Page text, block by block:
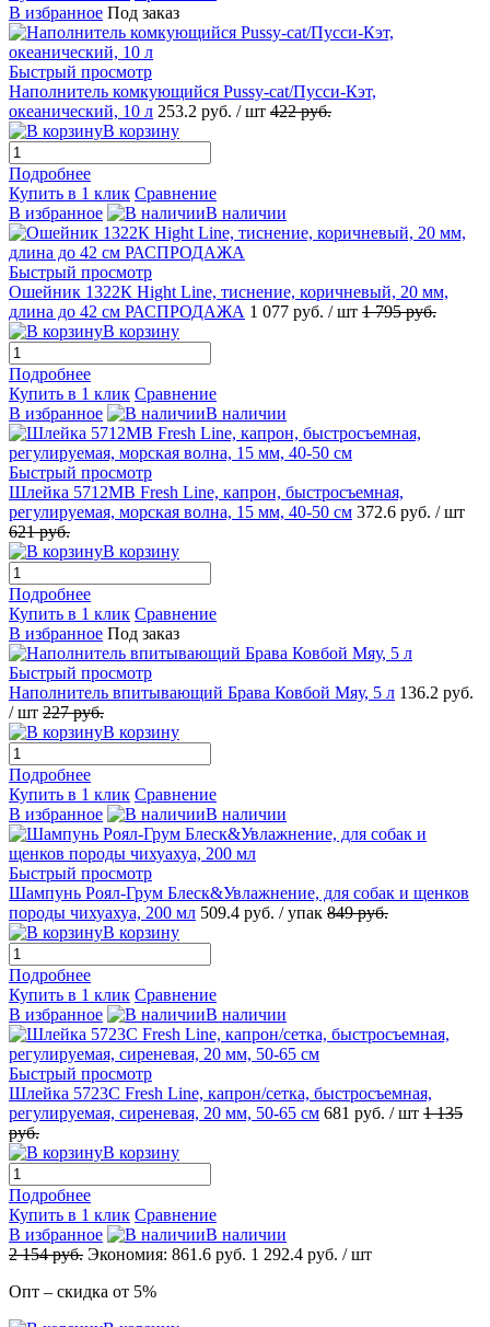
В избранное Под заказ
Быстрый просмотр
Наполнитель комкующийся Pussy-cat/Пусси-Кэт,
океанический, 10 л 253.2 руб. / шт 422руб.
В корзину
Подробнее
Купить в 1 клик Сравнение
В избранное
В наличии
Быстрый просмотр
Ошейник 1322К Hight Line, тиснение, коричневый, 20 мм,
длина до 42 см РАСПРОДАЖА 1 077 руб. / шт 1 795руб.
В корзину
Подробнее
Купить в 1 клик Сравнение
В избранное
В наличии
Быстрый просмотр
Шлейка 5712МВ Fresh Line, капрон, быстросъемная,
регулируемая, морская волна, 15 мм, 40-50 см 372.6 руб. / шт
621руб.
В корзину
Подробнее
Купить в 1 клик Сравнение
В избранное Под заказ
Быстрый просмотр
Наполнитель впитывающий Брава Ковбой Мяу, 5 л 136.2 руб.
/ шт 227руб.
В корзину
Подробнее
Купить в 1 клик Сравнение
В избранное
В наличии
Быстрый просмотр
Шампунь Роял-Грум Блеск&Увлажнение, для собак и щенков
породы чихуахуа, 200 мл 509.4 руб. / упак 849руб.
В корзину
Подробнее
Купить в 1 клик Сравнение
В избранное
В наличии
Быстрый просмотр
Шлейка 5723С Fresh Line, капрон/сетка, быстросъемная,
регулируемая, сиреневая, 20 мм, 50-65 см 681 руб. / шт 1 135
руб.
В корзину
Подробнее
Купить в 1 клик Сравнение
В избранное
В наличии
2 154руб. Экономия: 861.6 руб. 1 292.4 руб. / шт
Опт – скидка от 5%